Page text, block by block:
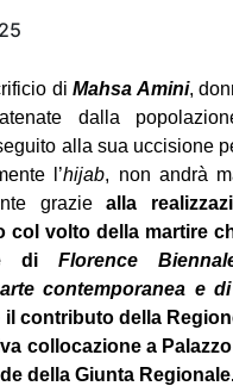
diMahsa Amini,
dalla
alla sua uccisione
l’hijab, non andrà
graziealla
col volto della martire
di Florence
contemporanea e
contributo della
collocazione a
della Giunta